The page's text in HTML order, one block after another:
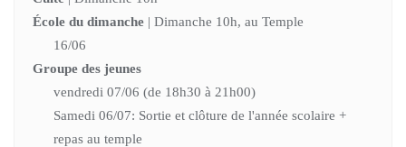
École du dimanche | Dimanche 10h, au Temple
16/06
Groupe des jeunes
vendredi 07/06 (de 18h30 à 21h00)
Samedi 06/07: Sortie et clôture de l'année scolaire +
repas au temple